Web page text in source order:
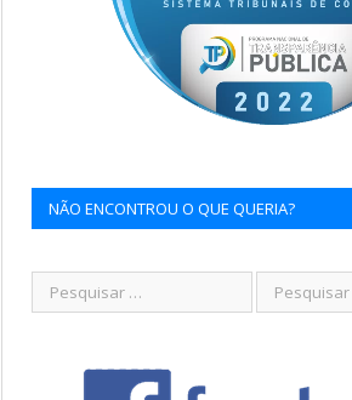
NÃO ENCONTROU O QUE QUERIA?